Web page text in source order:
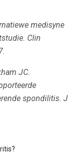
medisyne
Clin
JC.
spondilitis. J